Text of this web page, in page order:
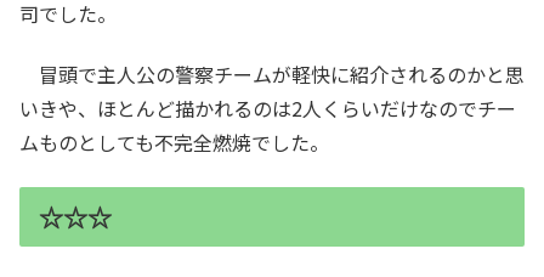
司でした。
冒頭で主人公の警察チームが軽快に紹介されるのかと思
いきや、ほとんど描かれるのは2人くらいだけなのでチー
ムものとしても不完全燃焼でした。
☆☆☆